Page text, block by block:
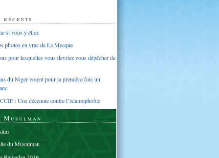
si vous y étiez
photos en vrac de La Mecque
pour lesquelles vous devriez vous dépêcher de
du Niger voient pour la première fois un
: Une décennie contre l’islamophobie
Musulman
du Musulman